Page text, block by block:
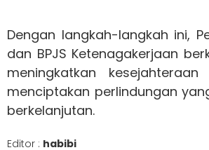
Dengan langkah-langkah ini,
dan BPJS Ketenagakerjaan
meningkatkan
menciptakan perlindungan
berkelanjutan.
Editor : habibi